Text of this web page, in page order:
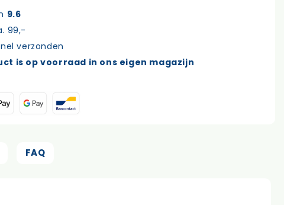
9.6
99,-
verzonden
is op voorraad in ons eigen magazijn
FAQ